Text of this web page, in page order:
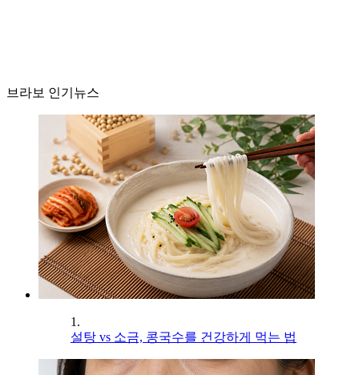
브라보 인기뉴스
1.
설탕 vs 소금, 콩국수를 건강하게 먹는 법